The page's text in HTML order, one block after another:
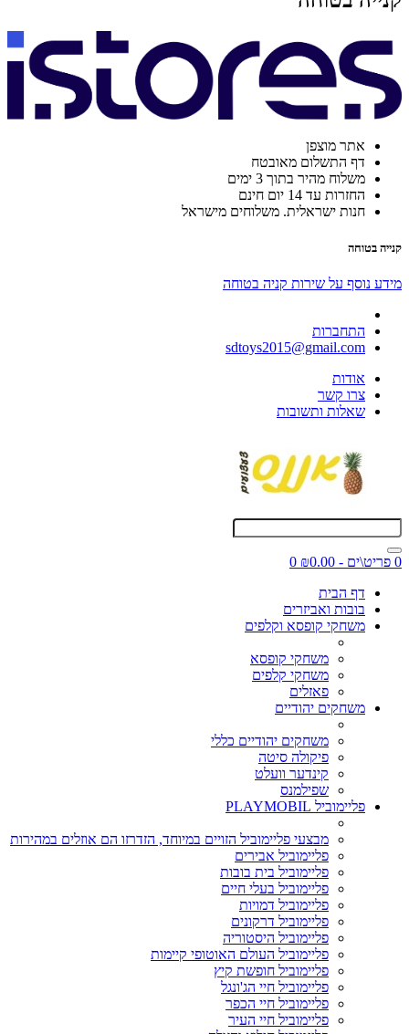
אתר מוצפן
דף התשלום מאובטח
משלוח מהיר בתוך 3 ימים
החזרות עד 14 יום חינם
חנות ישראלית. משלוחים מישראל
קנייה בטוחה
מידע נוסף על שירות קניה בטוחה
התחברות
sdtoys2015@gmail.com
אודות
צרו קשר
שאלות ותשובות
0 פריט\ים - ₪0.00
0
דף הבית
בובות ואביזרים
משחקי קופסא וקלפים
משחקי קופסא
משחקי קלפים
פאזלים
משחקים יהודיים
משחקים יהודיים כללי
פיקולה סיטה
קינדער וועלט
שפילמנס
פליימוביל PLAYMOBIL
מבצעי פליימוביל הזויים במיוחד, הזדרזו הם אוזלים במהירות
פליימוביל אבירים
פליימוביל בית בובות
פליימוביל בעלי חיים
פליימוביל דמויות
פליימוביל דרקונים
פליימוביל היסטוריה
פליימוביל העולם האוטופי קיימות
פליימוביל חופשת קיץ
פליימוביל חיי הג'ונגל
פליימוביל חיי הכפר
פליימוביל חיי העיר